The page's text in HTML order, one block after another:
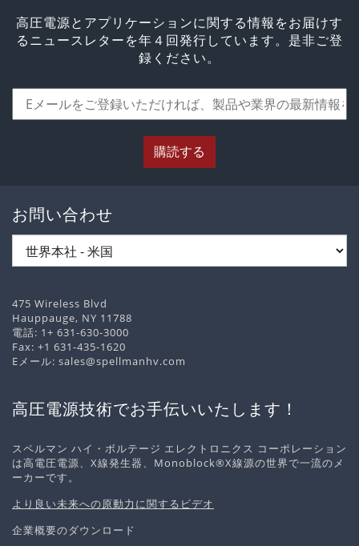
高圧電源とアプリケーションに関する情報をお届けす
るニュースレターを年４回発行しています。是非ご登
録ください。
購読する
お問い合わせ
475 Wireless Blvd
Hauppauge, NY 11788
電話: 1+ 631-630-3000
Fax: +1 631-435-1620
Eメール: sales@spellmanhv.com
高圧電源技術でお手伝いいたします！
スペルマン ハイ・ボルテージ エレクトロニクス コーポレーション
は高電圧電源、X線発生器、Monoblock®X線源の世界で一流のメ
ーカーです。
より良い未来への原動力に関するビデオ
企業概要のダウンロード